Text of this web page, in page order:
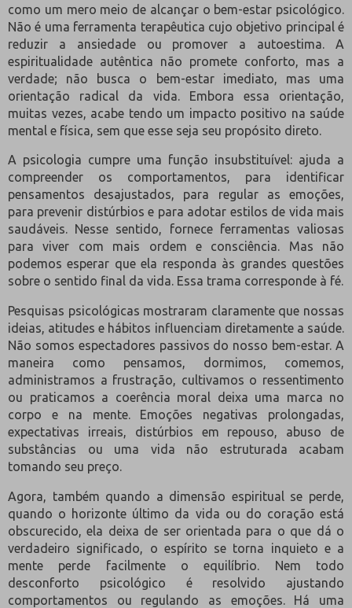
como um mero meio de alcançar o bem-estar psicológico.
Não é uma ferramenta terapêutica cujo objetivo principal é
reduzir a ansiedade ou promover a autoestima. A
espiritualidade autêntica não promete conforto, mas a
verdade; não busca o bem-estar imediato, mas uma
orientação radical da vida. Embora essa orientação,
muitas vezes, acabe tendo um impacto positivo na saúde
mental e física, sem que esse seja seu propósito direto.
A psicologia cumpre uma função insubstituível: ajuda a
compreender os comportamentos, para identificar
pensamentos desajustados, para regular as emoções,
para prevenir distúrbios e para adotar estilos de vida mais
saudáveis. Nesse sentido, fornece ferramentas valiosas
para viver com mais ordem e consciência. Mas não
podemos esperar que ela responda às grandes questões
sobre o sentido final da vida. Essa trama corresponde à fé.
Pesquisas psicológicas mostraram claramente que nossas
ideias, atitudes e hábitos influenciam diretamente a saúde.
Não somos espectadores passivos do nosso bem-estar. A
maneira como pensamos, dormimos, comemos,
administramos a frustração, cultivamos o ressentimento
ou praticamos a coerência moral deixa uma marca no
corpo e na mente. Emoções negativas prolongadas,
expectativas irreais, distúrbios em repouso, abuso de
substâncias ou uma vida não estruturada acabam
tomando seu preço.
Agora, também quando a dimensão espiritual se perde,
quando o horizonte último da vida ou do coração está
obscurecido, ela deixa de ser orientada para o que dá o
verdadeiro significado, o espírito se torna inquieto e a
mente perde facilmente o equilíbrio. Nem todo
desconforto psicológico é resolvido ajustando
comportamentos ou regulando as emoções. Há uma